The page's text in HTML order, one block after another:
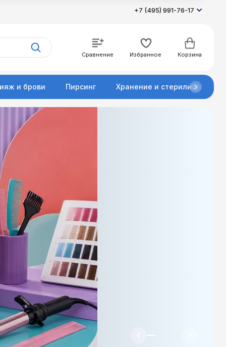
+7 (495) 991-76-17
Сравнение Избранное Корзина
и брови Пирсинг Хранение и стерилизация